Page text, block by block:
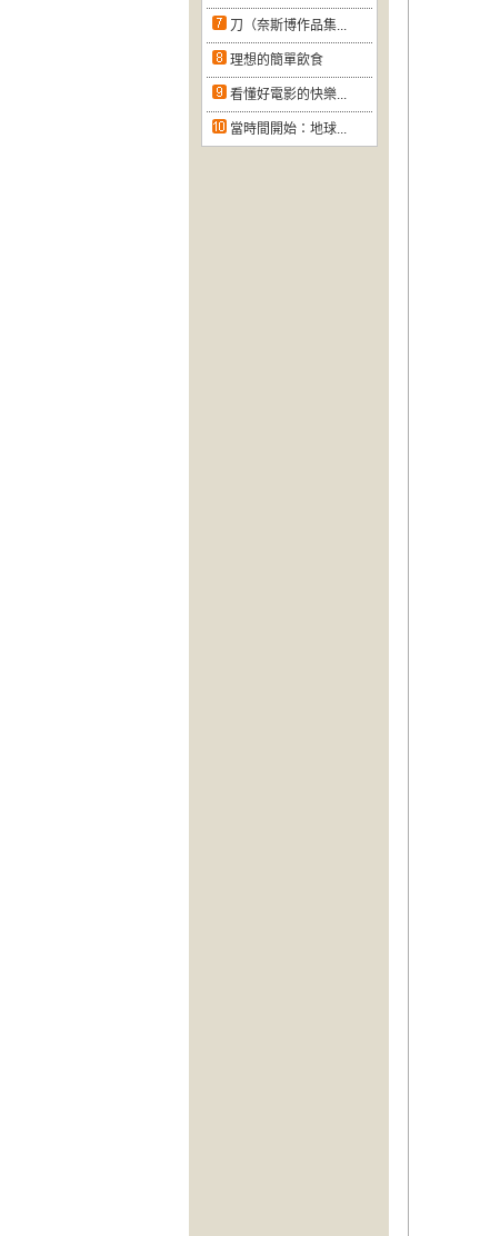
刀（奈斯博作品集...
理想的簡單飲食
看懂好電影的快樂...
當時間開始：地球...